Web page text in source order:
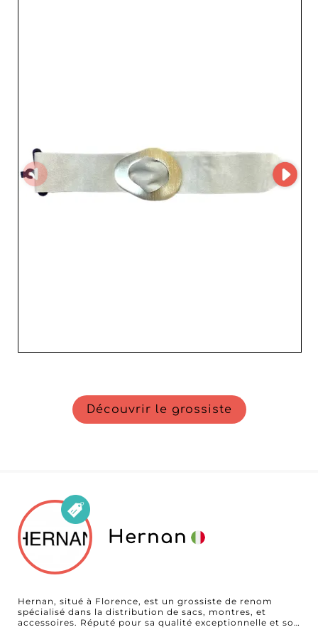
atout considérable pour les détaillants cherchant à
optimiser leurs opérations commerciales. Intégrez une
touche parisienne authentique à votre offre en
collaborant avec ORPEL, et profitez d'avantages exclusifs
qui transformeront votre expérience d’achat. Faites
confiance à un partenaire qui valorise l'innovation et
Découvrir le grossiste
Hernan
Hernan, situé à Florence, est un grossiste de renom
spécialisé dans la distribution de sacs, montres, et
accessoires. Réputé pour sa qualité exceptionnelle et son